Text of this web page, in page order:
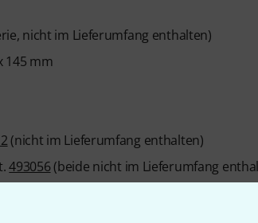
nicht im Lieferumfang enthalten)
145 mm
(nicht im Lieferumfang enthalten)
493056 (beide nicht im Lieferumfang